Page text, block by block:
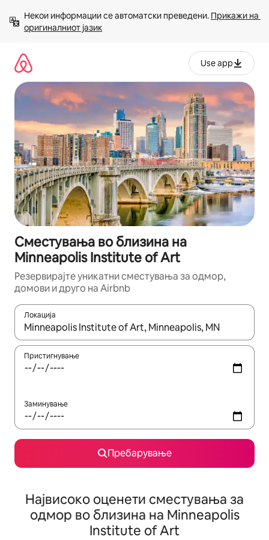
содржина
Некои информации се автоматски преведени. Прикажи на
оригиналниот јазик
Use app
Сместувања во близина на
Minneapolis Institute of Art
Резервирајте уникатни сместувања за одмор,
домови и друго на Airbnb
Локација
Кога резултатите се достапни, движете се со копчињата
Пристигнување
Заминување
Пребарување
Највисоко оценети сместувања за
одмор во близина на Minneapolis
Institute of Art